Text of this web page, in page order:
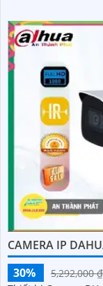
CAMERA IP
30%
5,292,000 ₫